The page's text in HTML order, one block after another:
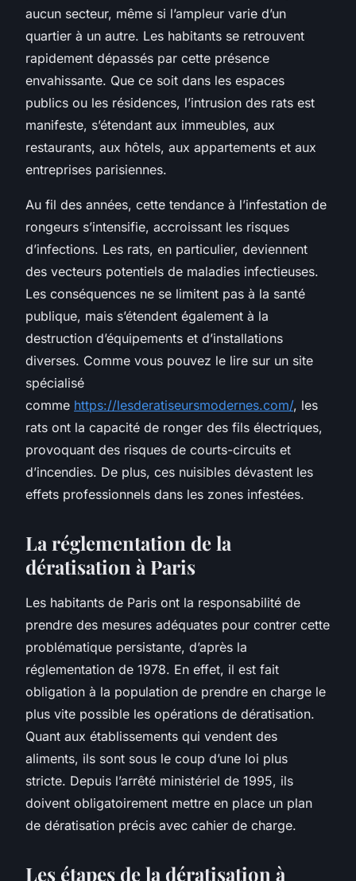
aucun secteur, même si l’ampleur varie d’un
quartier à un autre. Les habitants se retrouvent
rapidement dépassés par cette présence
envahissante. Que ce soit dans les espaces
publics ou les résidences, l’intrusion des rats est
manifeste, s’étendant aux immeubles, aux
restaurants, aux hôtels, aux appartements et aux
entreprises parisiennes.
Au fil des années, cette tendance à l’infestation de
rongeurs s’intensifie, accroissant les risques
d’infections. Les rats, en particulier, deviennent
des vecteurs potentiels de maladies infectieuses.
Les conséquences ne se limitent pas à la santé
publique, mais s’étendent également à la
destruction d’équipements et d’installations
diverses. Comme vous pouvez le lire sur un site
spécialisé
comme https://lesderatiseursmodernes.com/, les
rats ont la capacité de ronger des fils électriques,
provoquant des risques de courts-circuits et
d’incendies. De plus, ces nuisibles dévastent les
effets professionnels dans les zones infestées.
La réglementation de la
dératisation à Paris
Les habitants de Paris ont la responsabilité de
prendre des mesures adéquates pour contrer cette
problématique persistante, d’après la
réglementation de 1978. En effet, il est fait
obligation à la population de prendre en charge le
plus vite possible les opérations de dératisation.
Quant aux établissements qui vendent des
aliments, ils sont sous le coup d’une loi plus
stricte. Depuis l’arrêté ministériel de 1995, ils
doivent obligatoirement mettre en place un plan
de dératisation précis avec cahier de charge.
Les étapes de la dératisation à